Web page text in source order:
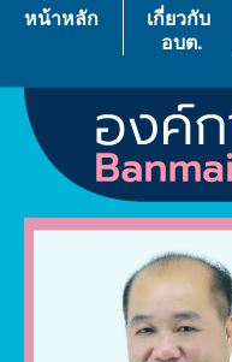
หน้าหลัก
เกี่ยวกับ
อบต.